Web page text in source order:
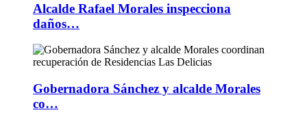
Alcalde Rafael Morales inspecciona
daños…
Gobernadora Sánchez y alcalde Morales
co…